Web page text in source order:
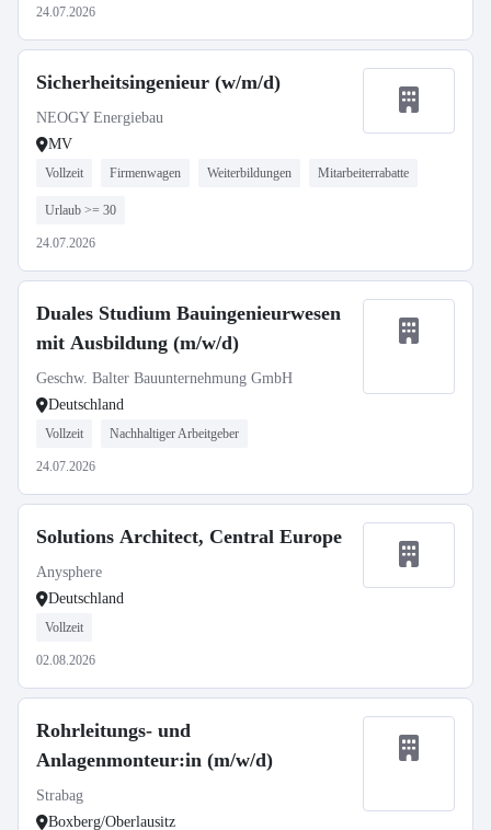
24.07.2026
Sicherheitsingenieur (w/m/d)
NEOGY Energiebau
MV
Vollzeit Firmenwagen Weiterbildungen Mitarbeiterrabatte
Urlaub >= 30
24.07.2026
Duales Studium Bauingenieurwesen
mit Ausbildung (m/w/d)
Geschw. Balter Bauunternehmung GmbH
Deutschland
Vollzeit Nachhaltiger Arbeitgeber
24.07.2026
Solutions Architect, Central Europe
Anysphere
Deutschland
Vollzeit
02.08.2026
Rohrleitungs- und
Anlagenmonteur:in (m/w/d)
Strabag
Boxberg/Oberlausitz